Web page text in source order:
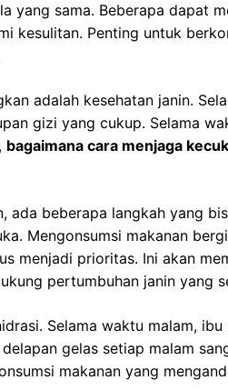
yang sama. Beberapa dapat
kesulitan. Penting untuk
adalah kesehatan janin.
gizi yang cukup. Selama
bagaimana cara menjaga
ada beberapa langkah yang
Mengonsumsi makanan
menjadi prioritas. Ini akan
pertumbuhan janin yang
Selama waktu malam,
gelas setiap malam
makanan yang